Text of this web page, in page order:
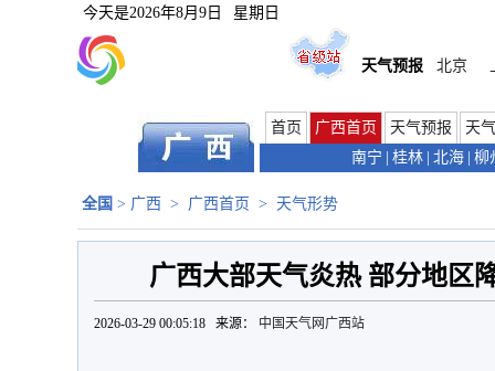
今天是2026年8月9日 星期日
天气预报 北京
首页 广西首页 天气预报
天
南宁
桂林 北海 柳
全国 > 广西 > 广西首页 > 天气形势
广西大部天气炎热 部分地区
2026-03-29 00:05:18 来源： 中国天气网广西站